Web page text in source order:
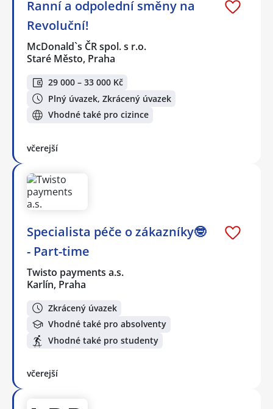
Ranní a odpolední směny na
Revoluční!
McDonald`s ČR spol. s r.o.
Staré Město, Praha
29 000 – 33 000 Kč
Plný úvazek, Zkrácený úvazek
Vhodné také pro cizince
včerejší
Specialista péče o zákazníky🤓
- Part-time
Twisto payments a.s.
Karlín, Praha
Zkrácený úvazek
Vhodné také pro absolventy
Vhodné také pro studenty
včerejší